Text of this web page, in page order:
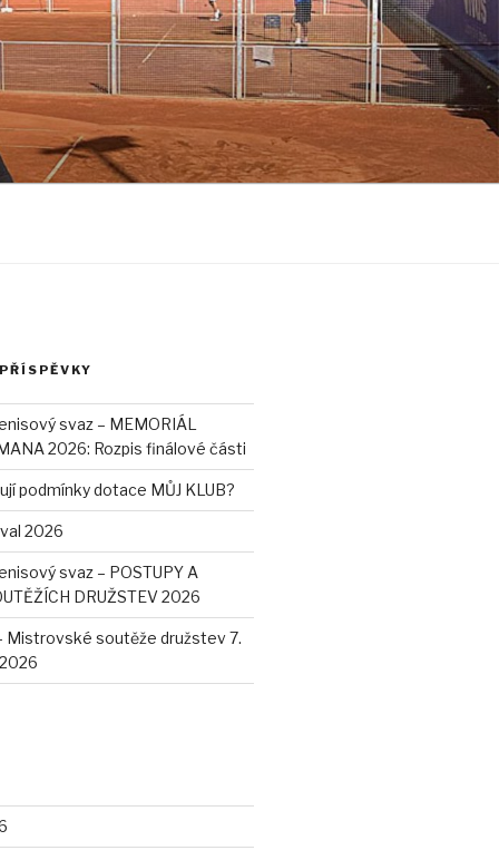
svaz – MEMORIÁL
2026: Rozpis finálové části
podmínky dotace MŮJ KLUB?
2026
svaz – POSTUPY A
DRUŽSTEV 2026
Mistrovské soutěže družstev 7.